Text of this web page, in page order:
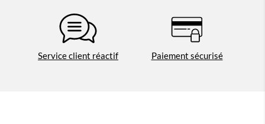
Service client réactif Paiement sécurisé